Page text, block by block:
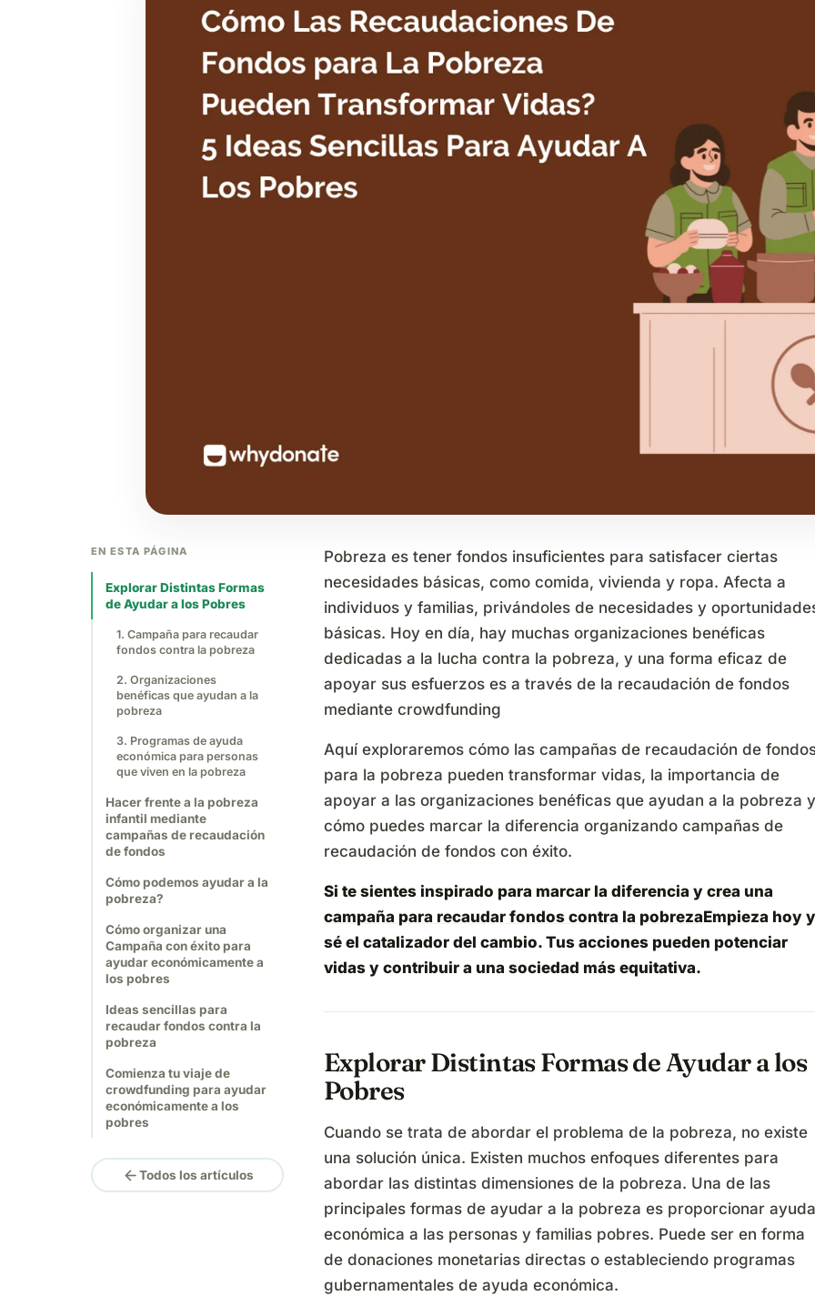
EN ESTA PÁGINA
Explorar Distintas Formas
de Ayudar a los Pobres
1. Campaña para recaudar
fondos contra la pobreza
2. Organizaciones
benéficas que ayudan a la
pobreza
3. Programas de ayuda
económica para personas
que viven en la pobreza
Hacer frente a la pobreza
infantil mediante
campañas de recaudación
de fondos
Cómo podemos ayudar a la
pobreza?
Cómo organizar una
Campaña con éxito para
ayudar económicamente a
los pobres
Ideas sencillas para
recaudar fondos contra la
pobreza
Comienza tu viaje de
crowdfunding para ayudar
económicamente a los
pobres
arrow_backTodos los artículos
Pobreza es tener fondos insuficientes para satisfacer ciertas
necesidades básicas, como comida, vivienda y ropa. Afecta a
individuos y familias, privándoles de necesidades y
básicas. Hoy en día, hay muchas organizaciones benéficas
dedicadas a la lucha contra la pobreza, y una forma eficaz de
apoyar sus esfuerzos es a través de la recaudación de fondos
mediante crowdfunding
Aquí exploraremos cómo las campañas de recaudación de
para la pobreza pueden transformar vidas, la importancia de
apoyar a las organizaciones benéficas que ayudan a la pobreza y
cómo puedes marcar la diferencia organizando campañas de
recaudación de fondos con éxito.
Si te sientes inspirado para marcar la diferencia y crea una
campaña para recaudar fondos contra la pobrezaEmpieza hoy y
sé el catalizador del cambio. Tus acciones pueden potenciar
vidas y contribuir a una sociedad más equitativa.
Explorar Distintas Formas de Ayudar a los
Pobres
Cuando se trata de abordar el problema de la pobreza, no existe
una solución única. Existen muchos enfoques diferentes para
abordar las distintas dimensiones de la pobreza. Una de las
principales formas de ayudar a la pobreza es proporcionar ayuda
económica a las personas y familias pobres. Puede ser en forma
de donaciones monetarias directas o estableciendo programas
gubernamentales de ayuda económica.